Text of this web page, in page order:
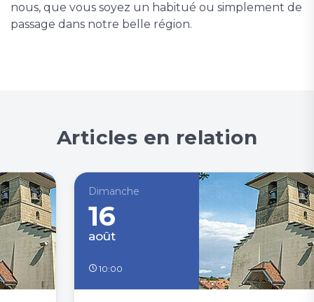
nous, que vous soyez un habitué ou simplement de
passage dans notre belle région.
Articles en relation
Dimanche
16
août
10:00